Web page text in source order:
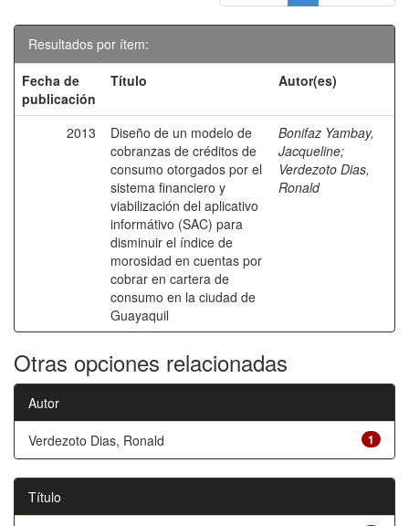
Resultados por ítem:
Fecha de
publicación
Título Autor(es)
2013
Diseño de un modelo de
cobranzas de créditos de
consumo otorgados por el
sistema financiero y
viabilización del aplicativo
informátivo (SAC) para
disminuir el índice de
morosidad en cuentas por
cobrar en cartera de
consumo en la ciudad de
Guayaquil
Bonifaz Yambay,
Jacqueline;
Verdezoto Dias,
Ronald
Otras opciones relacionadas
Autor
1
Verdezoto Dias, Ronald
Título